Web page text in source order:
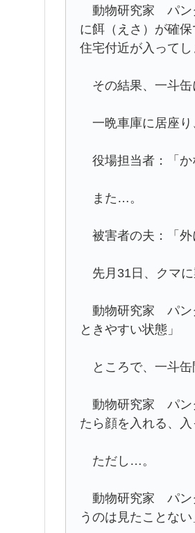
動物研究家 パン
に餌（えさ）が確
住宅付近が入ってし
その結果、一斗缶
一晩車庫に居座り
役場担当者：「か
また…。
被害者の夫：「外
先月31日、クマに
動物研究家 パン
ときやすい状態」
ところで、一斗缶
動物研究家 パン
たら顔を入れる、
ただし…。
動物研究家 パン
うのは見たことない